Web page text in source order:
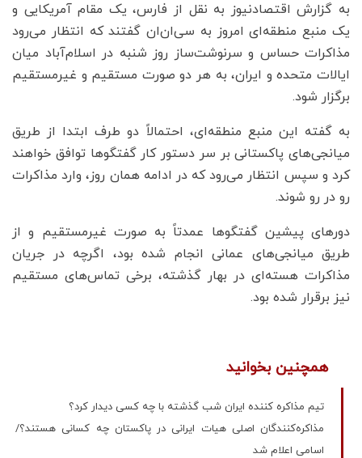
به گزارش اقتصادنیوز به نقل از فارس، یک مقام آمریکایی و
یک منبع منطقه‌ای امروز به سی‌ان‌ان گفتند که انتظار می‌رود
مذاکرات حساس و سرنوشت‌ساز روز شنبه در اسلام‌آباد میان
ایالات متحده و ایران، به هر دو صورت مستقیم و غیرمستقیم
برگزار شود.
به گفته این منبع منطقه‌ای، احتمالاً دو طرف ابتدا از طریق
میانجی‌های پاکستانی بر سر دستور کار گفتگوها توافق خواهند
کرد و سپس انتظار می‌رود که در ادامه همان روز، وارد مذاکرات
رو در رو شوند.
دورهای پیشین گفتگوها عمدتاً به صورت غیرمستقیم و از
طریق میانجی‌های عمانی انجام شده بود، اگرچه در جریان
مذاکرات هسته‌ای در بهار گذشته، برخی تماس‌های مستقیم
نیز برقرار شده بود.
همچنین بخوانید
تیم مذاکره کننده ایران شب گذشته با چه کسی دیدار کرد؟
مذاکره‌کنندگان اصلی هیات ایرانی در پاکستان چه کسانی هستند؟/
اسامی اعلام شد